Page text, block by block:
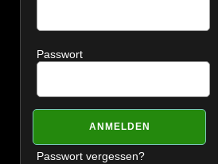
Passwort
Passwort vergessen?